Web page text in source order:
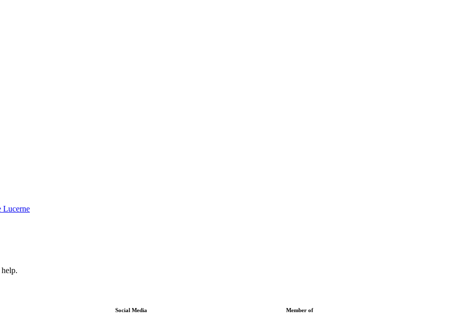
Lucerne
Social Media Member of